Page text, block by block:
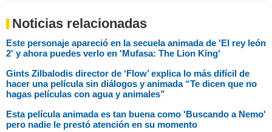
Noticias relacionadas
Este personaje apareció en la secuela animada de 'El rey león
2' y ahora puedes verlo en 'Mufasa: The Lion King'
Gints Zilbalodis director de ‘Flow’ explica lo más difícil de
hacer una película sin diálogos y animada “Te dicen que no
hagas películas con agua y animales”
Esta película animada es tan buena como 'Buscando a Nemo'
pero nadie le prestó atención en su momento